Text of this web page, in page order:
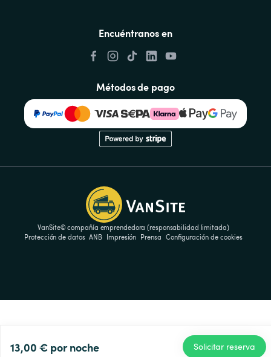
13,00 € por noche Solicitar reserva
Encuéntranos en
Métodos de pago
VanSite© compañía emprendedora (responsabilidad limitada)
Protección de datos ANB Impresión Prensa Configuración de cookies